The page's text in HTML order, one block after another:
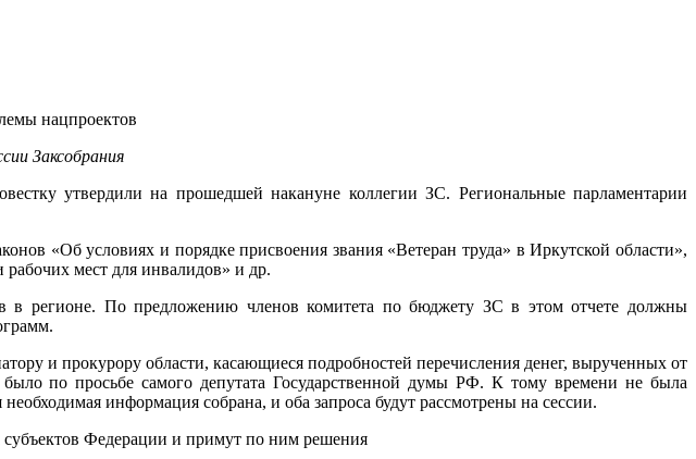
нацпроектов
Заксобрания
утвердили на прошедшей накануне коллегии ЗС. Региональные парламентарии
«Об условиях и порядке присвоения звания «Ветеран труда» в Иркутской области»,
мест для инвалидов» и др.
в регионе. По предложению членов комитета по бюджету ЗС в этом отчете должны
и прокурору области, касающиеся подробностей перечисления денег, вырученных от
по просьбе самого депутата Государственной думы РФ. К тому времени не была
информация собрана, и оба запроса будут рассмотрены на сессии.
субъектов Федерации и примут по ним решения